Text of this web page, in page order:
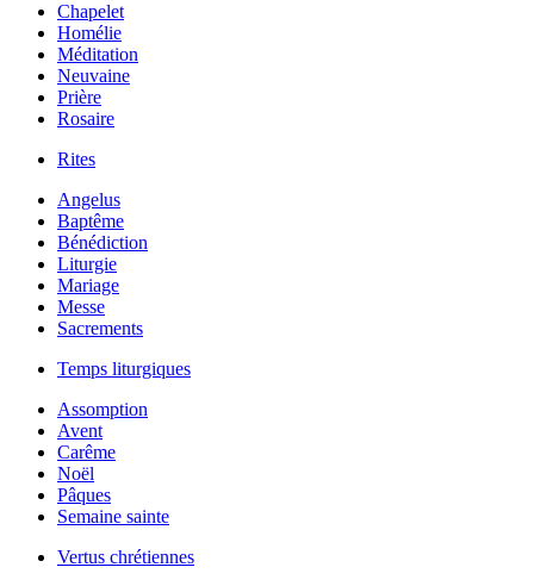
Chapelet
Homélie
Méditation
Neuvaine
Prière
Rosaire
Rites
Angelus
Baptême
Bénédiction
Liturgie
Mariage
Messe
Sacrements
Temps liturgiques
Assomption
Avent
Carême
Noël
Pâques
Semaine sainte
Vertus chrétiennes